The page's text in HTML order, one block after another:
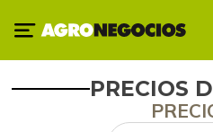
PRECIOS